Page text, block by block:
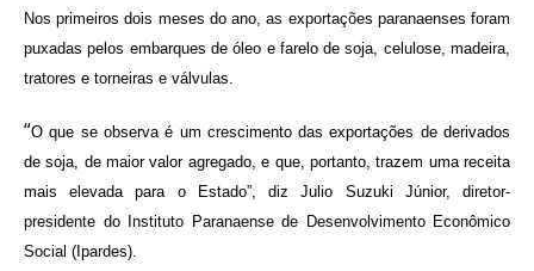
Nos primeiros dois meses do ano, as exportações paranaenses foram
puxadas pelos embarques de óleo e farelo de soja, celulose, madeira,
tratores e torneiras e válvulas.
“O que se observa é um crescimento das exportações de derivados
de soja, de maior valor agregado, e que, portanto, trazem uma receita
mais elevada para o Estado”, diz Julio Suzuki Júnior, diretor-
presidente do Instituto Paranaense de Desenvolvimento Econômico
Social (Ipardes).